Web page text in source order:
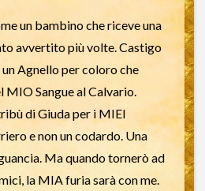
un bambino che riceve una
avvertito più volte. Castigo
un Agnello per coloro che
Sangue al Calvario.
di Giuda per i MIEI
e non un codardo. Una
Ma quando tornerò ad
la MIA furia sarà con me.